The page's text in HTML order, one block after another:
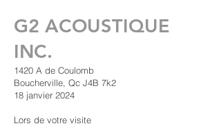
G2 ACOUSTIQUE
INC.
1420 A de Coulomb
Boucherville, Qc J4B 7k2
18 janvier 2024
Lors de votre visite